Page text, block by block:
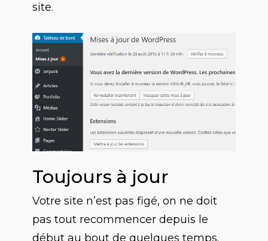
site.
Toujours à jour
Votre site n’est pas figé, on ne doit
pas tout recommencer depuis le
début au bout de quelques temps.